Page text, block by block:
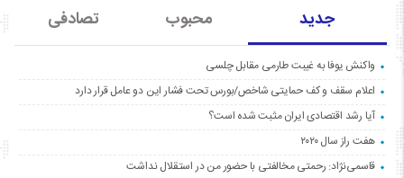
جدید محبوب تصادفی
واکنش یوفا به غیبت طارمی مقابل چلسی
اعلام سقف و کف حمایتی شاخص/بورس تحت فشار این دو عامل قرار دارد
آیا رشد اقتصادی ایران مثبت شده است؟
هفت راز سال ۲۰۲۰
قاسمی‌نژاد: رحمتی مخالفتی با حضور من در استقلال نداشت